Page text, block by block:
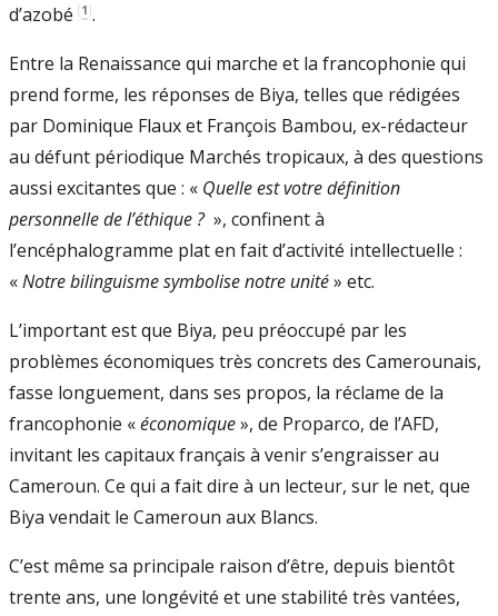
d’azobé [1].
Entre la Renaissance qui marche et la francophonie qui
prend forme, les réponses de Biya, telles que rédigées
par Dominique Flaux et François Bambou, ex-rédacteur
au défunt périodique Marchés tropicaux, à des questions
aussi excitantes que : « Quelle est votre définition
personnelle de l’éthique ? », confinent à
l’encéphalogramme plat en fait d’activité intellectuelle :
«Notre bilinguisme symbolise notre unité» etc.
L’important est que Biya, peu préoccupé par les
problèmes économiques très concrets des Camerounais,
fasse longuement, dans ses propos, la réclame de la
francophonie «économique», de Proparco, de l’AFD,
invitant les capitaux français à venir s’engraisser au
Cameroun. Ce qui a fait dire à un lecteur, sur le net, que
Biya vendait le Cameroun aux Blancs.
C’est même sa principale raison d’être, depuis bientôt
trente ans, une longévité et une stabilité très vantées,